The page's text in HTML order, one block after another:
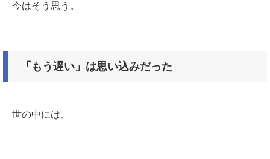
今はそう思う。
「もう遅い」は思い込みだった
世の中には、